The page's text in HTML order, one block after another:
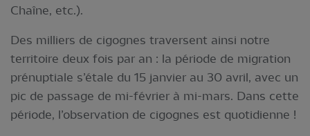
Chaîne, etc.).
Des milliers de cigognes traversent ainsi notre
territoire deux fois par an : la période de migration
prénuptiale s’étale du 15 janvier au 30 avril, avec un
pic de passage de mi-février à mi-mars. Dans cette
période, l’observation de cigognes est quotidienne !